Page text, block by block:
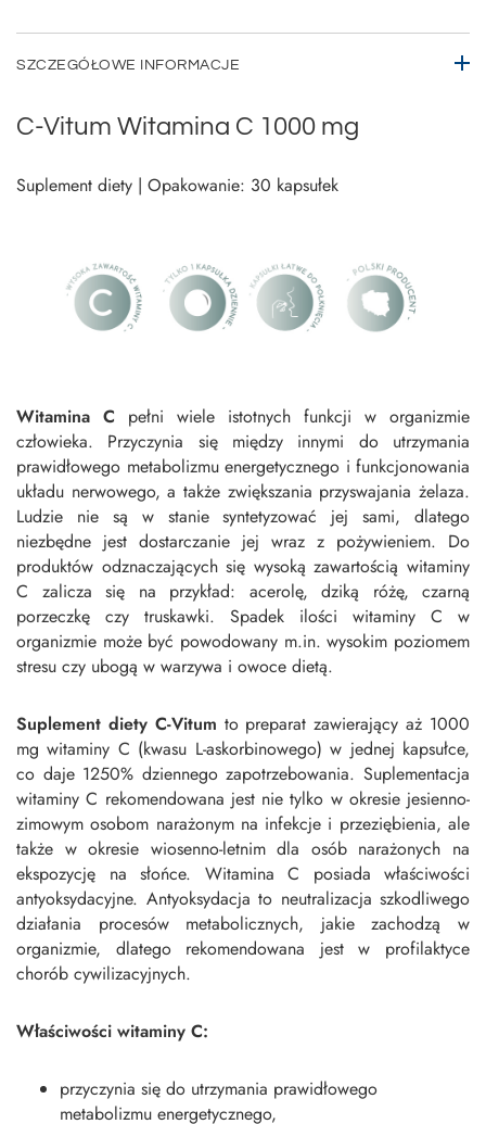
SZCZEGÓŁOWE INFORMACJE
C-Vitum Witamina C 1000 mg
Suplement diety | Opakowanie: 30 kapsułek
Witamina C pełni wiele istotnych funkcji w organizmie
człowieka. Przyczynia się między innymi do utrzymania
prawidłowego metabolizmu energetycznego i funkcjonowania
układu nerwowego, a także zwiększania przyswajania żelaza.
Ludzie nie są w stanie syntetyzować jej sami, dlatego
niezbędne jest dostarczanie jej wraz z pożywieniem. Do
produktów odznaczających się wysoką zawartością witaminy
C zalicza się na przykład: acerolę, dziką różę, czarną
porzeczkę czy truskawki. Spadek ilości witaminy C w
organizmie może być powodowany m.in. wysokim poziomem
stresu czy ubogą w warzywa i owoce dietą.
Suplement diety C-Vitum to preparat zawierający aż 1000
mg witaminy C (kwasu L-askorbinowego) w jednej kapsułce,
co daje 1250% dziennego zapotrzebowania. Suplementacja
witaminy C rekomendowana jest nie tylko w okresie jesienno-
zimowym osobom narażonym na infekcje i przeziębienia, ale
także w okresie wiosenno-letnim dla osób narażonych na
ekspozycję na słońce. Witamina C posiada właściwości
antyoksydacyjne. Antyoksydacja to neutralizacja szkodliwego
działania procesów metabolicznych, jakie zachodzą w
organizmie, dlatego rekomendowana jest w profilaktyce
chorób cywilizacyjnych.
Właściwości witaminy C:
przyczynia się do utrzymania prawidłowego
metabolizmu energetycznego,